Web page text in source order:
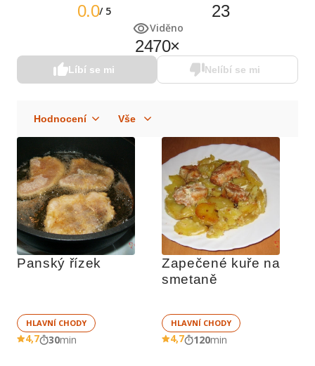
0.0/ 5 23
Viděno
2470×
Líbí se mi Nelíbí se mi
Panský řízek
HLAVNÍ CHODY
4,7 30min
Zapečené kuře na
smetaně
HLAVNÍ CHODY
4,7 120min